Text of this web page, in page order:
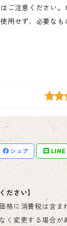
ご注意ください。
用せず、必要なも
シェア LINE
ださい】
格に消費税は含ま
く変更する場合が